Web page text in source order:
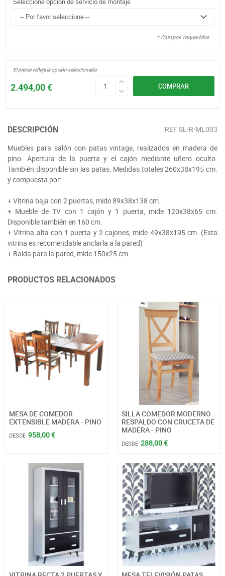
* Campos requeridos
COMPRAR
2.494,00 €
El precio refleja la opción seleccionada
DESCRIPCIÓN REFSL-R-ML003
Muebles para salón con patas vintage, realizados en madera de
pino. Apertura de la puerta y el cajón mediante uñero oculto.
También disponible sin las patas. Medidas totales 260x38x195 cm.
y compuesta por:
+ Vitrina baja con 2 puertas, mide 89x38x138 cm.
+ Mueble de TV con 1 cajón y 1 puerta, mide 120x38x65 cm.
Disponible también en 160 cm.
+ Vitrina alta con 1 puerta y 2 cajones, mide 49x38x195 cm. (Esta
vitrina es recomendable anclarla a la pared)
+ Balda para la pared, mide 150x25 cm.
PRODUCTOS RELACIONADOS
MESA DE COMEDOR
EXTENSIBLE MADERA - PINO
DESDE 958,00 €
SILLA COMEDOR MODERNO
RESPALDO CON CRUCETA DE
MADERA - PINO
DESDE 288,00 €